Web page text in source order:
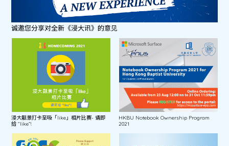
诚邀您分享对全新《浸大讯》的意见
浸大靓景打卡至吸「like」相片比赛- 请即
给 “like”!
HKBU Notebook Ownership Program
2021